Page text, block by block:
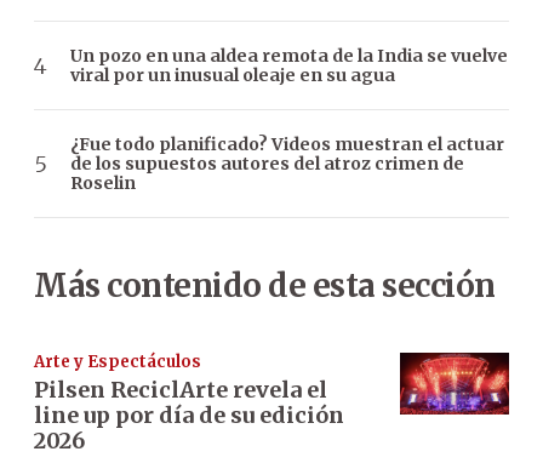
Un pozo en una aldea remota de la India se vuelve
viral por un inusual oleaje en su agua
¿Fue todo planificado? Videos muestran el actuar
de los supuestos autores del atroz crimen de
Roselin
Más contenido de esta sección
Arte y Espectáculos
Pilsen ReciclArte revela el
line up por día de su edición
2026